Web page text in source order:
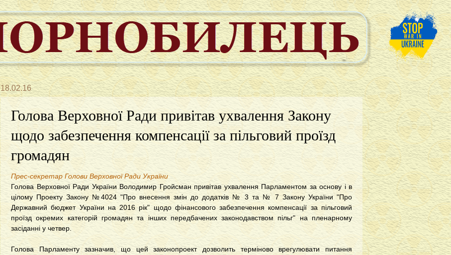
18.02.16
Голова Верховної Ради привітав ухвалення Закону
щодо забезпечення компенсації за пільговий проїзд
громадян
Прес-секретар Голови Верховної Ради України
Голова Верховної Ради України Володимир Гройсман привітав ухвалення Парламентом за основу і в
цілому Проекту Закону №4024 "Про внесення змін до додатків № 3 та № 7 Закону України "Про
Державний бюджет України на 2016 рік" щодо фінансового забезпечення компенсації за пільговий
проїзд окремих категорій громадян та інших передбачених законодавством пільг" на пленарному
засіданні у четвер.
Голова Парламенту зазначив, що цей законопроект дозволить терміново врегулювати питання